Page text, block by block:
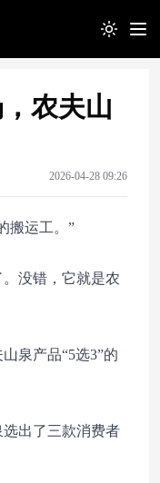
Toggle
农夫山
2026-04-28 09:26
搬运工。”
没错，它就是农
泉产品“5选3”的
出了三款消费者